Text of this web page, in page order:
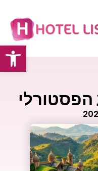
הפסטורלי